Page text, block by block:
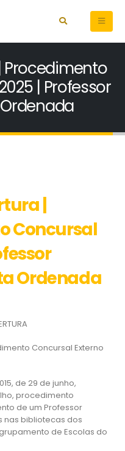
Procedimento
| Professor
|
Concursal
Ordenada
Concursal Externo
de 29 de junho,
procedimento
de um Professor
nas bibliotecas dos
de Escolas do